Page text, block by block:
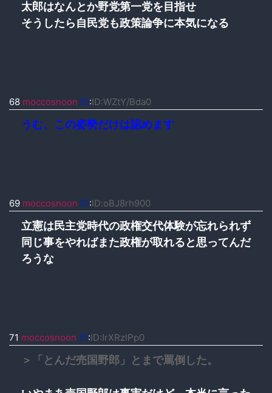
太郎はなんとか野党第一党を目指せ
そうしたら自民党も政策論争に本気になる
68 moccosnoon ID:ID:WZtY/Bda0
うむ、この姿勢だけは認めます
69 moccosnoon ID:ID:oBJ8rh900
立憲は民主党時代の政権交代体験が忘れられず
同じ事をやればまた政権が取れると思ってんだ
ろうな
71 moccosnoon ID:ID:IrXRzlPp0
＞「とんだ売国野郎」とまで罵倒した。